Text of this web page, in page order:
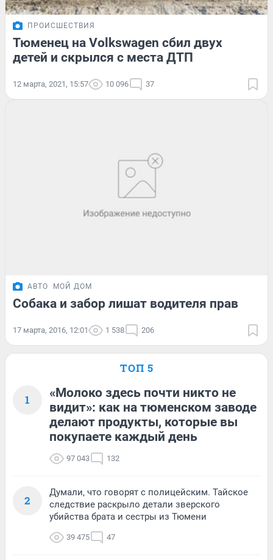
ПРОИСШЕСТВИЯ
Тюменец на Volkswagen сбил двух
детей и скрылся с места ДТП
12 марта, 2021, 15:57 10 096 37
АВТО МОЙ ДОМ
Собака и забор лишат водителя прав
17 марта, 2016, 12:01 1 538 206
ТОП 5
1
«Молоко здесь почти никто не
видит»: как на тюменском заводе
делают продукты, которые вы
покупаете каждый день
97 043 132
2
Думали, что говорят с полицейским. Тайское
следствие раскрыло детали зверского
убийства брата и сестры из Тюмени
39 475 47